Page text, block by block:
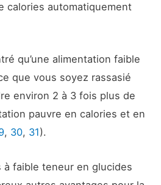
calories automatiquement
qu’une alimentation faible
que vous soyez rassasié
environ 2 à 3 fois plus de
pauvre en calories et en
, 30, 31).
à faible teneur en glucides